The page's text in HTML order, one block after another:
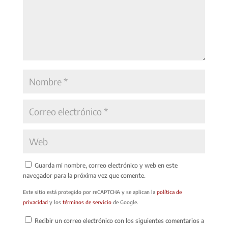
Guarda mi nombre, correo electrónico y web en este
navegador para la próxima vez que comente.
Este sitio está protegido por reCAPTCHA y se aplican la política de
privacidady los términos de serviciode Google.
Recibir un correo electrónico con los siguientes comentarios a